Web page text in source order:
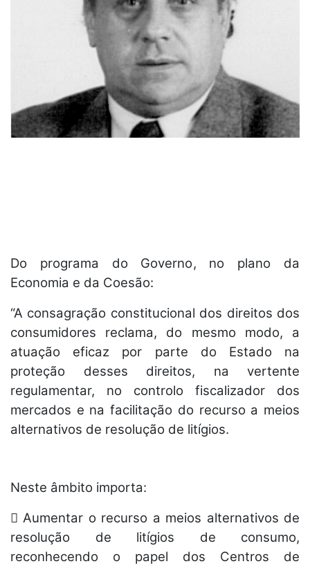
Do programa do Governo, no plano da
Economia e da Coesão:
“A consagração constitucional dos direitos dos
consumidores reclama, do mesmo modo, a
atuação eficaz por parte do Estado na
proteção desses direitos, na vertente
regulamentar, no controlo fiscalizador dos
mercados e na facilitação do recurso a meios
alternativos de resolução de litígios.
Neste âmbito importa:
 Aumentar o recurso a meios alternativos de
resolução de litígios de consumo,
reconhecendo o papel dos Centros de